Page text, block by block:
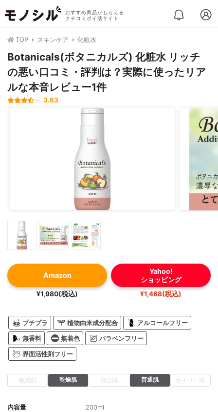
おすすめ商品がもらえる
クチコミポイ活サイト
TOP スキンケア 化粧水
Botanicals(ボタニカルズ) 化粧水 リッチ
の悪い口コミ・評判は？実際に使ったリア
ルな本音レビュー1件
3.83
Amazon
¥1,980(税込)
Yahoo!
ショッピング
¥1,468(税込)
プチプラ 植物由来成分配合 アルコールフリー
無香料 無着色 パラベンフリー
界面活性剤フリー
敏感肌 乾燥肌 混合肌 普通肌 オイリー肌
内容量
200ml